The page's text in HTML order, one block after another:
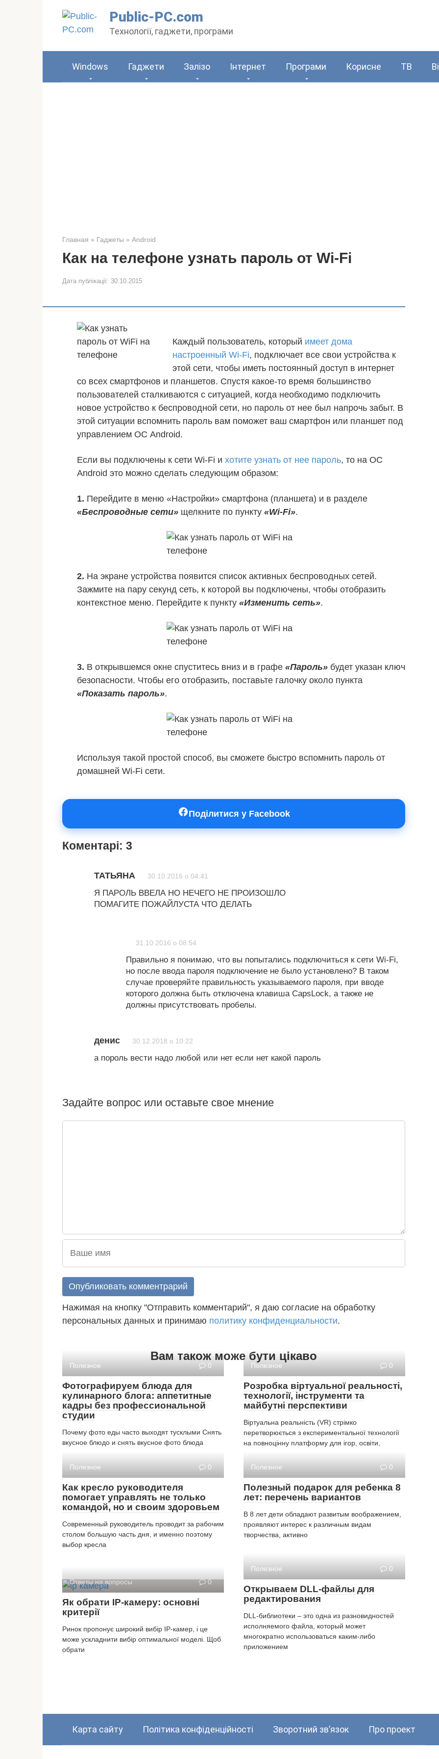
Public-PC.com
Технології, гаджети, програми
Windows Гаджети Залізо Інтернет Програми Корисне ТВ
Главная » Гаджеты » Android
Как на телефоне узнать пароль от Wi-Fi
Дата публікації: 30.10.2015
Каждый пользователь, который имеет дома
настроенный Wi-Fi, подключает все свои устройства к
этой сети, чтобы иметь постоянный доступ в интернет
со всех смартфонов и планшетов. Спустя какое-то время большинство
пользователей сталкиваются с ситуацией, когда необходимо подключить
новое устройство к беспроводной сети, но пароль от нее был напрочь забыт. В
этой ситуации вспомнить пароль вам поможет ваш смартфон или планшет под
управлением ОС Android.
Если вы подключены к сети Wi-Fi и хотите узнать от нее пароль, то на ОС
Android это можно сделать следующим образом:
1. Перейдите в меню «Настройки» смартфона (планшета) и в разделе
«Беспроводные сети» щелкните по пункту «Wi-Fi».
2. На экране устройства появится список активных беспроводных сетей.
Зажмите на пару секунд сеть, к которой вы подключены, чтобы отобразить
контекстное меню. Перейдите к пункту «Изменить сеть».
3. В открывшемся окне спуститесь вниз и в графе «Пароль» будет указан ключ
безопасности. Чтобы его отобразить, поставьте галочку около пункта
«Показать пароль».
Используя такой простой способ, вы сможете быстро вспомнить пароль от
домашней Wi-Fi сети.
Поділитися у Facebook
Коментарі: 3
ТАТЬЯНА 30.10.2016 о 04:41
Я ПАРОЛЬ ВВЕЛА НО НЕЧЕГО НЕ ПРОИЗОШЛО
ПОМАГИТЕ ПОЖАЙЛУСТА ЧТО ДЕЛАТЬ
31.10.2016 о 08:54
Правильно я понимаю, что вы попытались подключиться к сети Wi-Fi,
но после ввода пароля подключение не было установлено? В таком
случае проверяйте правильность указываемого пароля, при вводе
которого должна быть отключена клавиша CapsLock, а также не
должны присутствовать пробелы.
денис 30.12.2018 о 10:22
а пороль вести надо любой или нет если нет какой пароль
Задайте вопрос или оставьте свое мнение
Нажимая на кнопку "Отправить комментарий", я даю согласие на обработку
персональных данных и принимаю политику конфиденциальности.
Вам також може бути цікаво
Полезное 0
Фотографируем блюда для
кулинарного блога: аппетитные
кадры без профессиональной
студии
Почему фото еды часто выходят тусклыми Снять
вкусное блюдо и снять вкусное фото блюда
Полезное 0
Розробка віртуальної реальності,
технології, інструменти та
майбутні перспективи
Віртуальна реальність (VR) стрімко
перетворюється з експериментальної технології
на повноцінну платформу для ігор, освіти,
Полезное 0
Как кресло руководителя
помогает управлять не только
командой, но и своим здоровьем
Современный руководитель проводит за рабочим
столом большую часть дня, и именно поэтому
выбор кресла
Полезное 0
Полезный подарок для ребенка 8
лет: перечень вариантов
В 8 лет дети обладают развитым воображением,
проявляют интерес к различным видам
творчества, активно
Ответы на вопросы 0
Як обрати IP-камеру: основні
критерії
Ринок пропонує широкий вибір IP-камер, і це
може ускладнити вибір оптимальної моделі. Щоб
обрати
Полезное 0
Открываем DLL-файлы для
редактирования
DLL-библиотеки – это одна из разновидностей
исполняемого файла, который может
многократно использоваться каким-либо
приложением
Карта сайту Політика конфіденційності Зворотний зв’язок Про проект